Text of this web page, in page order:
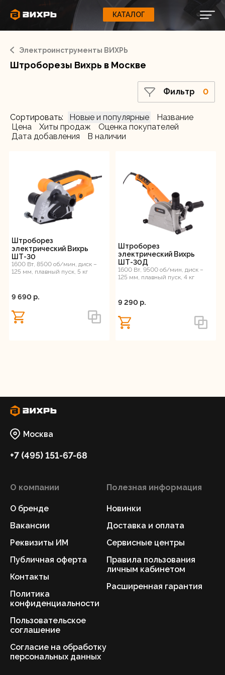
КАТАЛОГ
КАТАЛОГ
Вход Регистрация
Доставка и оплата
Сервис
Свернуть
ЭЛЕКТРОИНСТРУМЕНТЫ
НАСОСЫ
ОБОРУДОВАНИЕ
Электроинструменты ВИХРЬ
Штроборезы Вихрь в Москве
Фильтр 0
Сортировать: Новые и популярные
Название
Цена
Хиты продаж
Оценка покупателей
Дата добавления
В наличии
Штроборез
электрический Вихрь
ШТ-30
1600 Вт, 8500 об/мин, диск –
125 мм, плавный пуск, 5 кг
9 690 p.
Штроборез
электрический Вихрь
ШТ-30Д
1600 Вт, 9500 об/мин, диск –
125 мм, плавный пуск, 4 кг
9 290 p.
Товар в наличии
Да
Забыли пароль?
Регистрация
ВАШ ЗАКАЗ
Ваша корзина пуста.
Москва
+7 (495) 151-67-68
О компании
О бренде
Вакансии
Реквизиты ИМ
Публичная оферта
Контакты
Политика
конфиденциальности
Пользовательское
соглашение
Согласие на обработку
персональных данных
Полезная информация
Новинки
Доставка и оплата
Сервисные центры
Правила пользования
личным кабинетом
Расширенная гарантия